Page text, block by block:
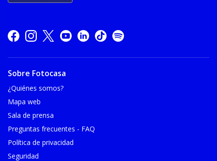
Sobre Fotocasa
¿Quiénes somos?
Mapa web
Sala de prensa
Preguntas frecuentes - FAQ
Política de privacidad
Seguridad